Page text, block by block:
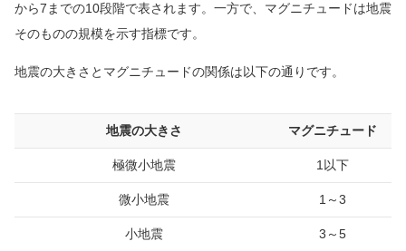
から7までの10段階で表されます。一方で、マグニチュードは地震
そのものの規模を示す指標です。
地震の大きさとマグニチュードの関係は以下の通りです。
地震の大きさ マグニチュード
極微小地震 1以下
微小地震 1～3
小地震 3～5